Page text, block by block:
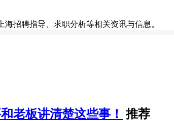
招聘指导、求职分析等相关资讯与信息。
老板讲清楚这些事！ 推荐